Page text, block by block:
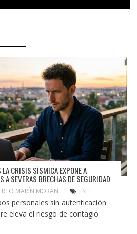
CRISIS SÍSMICA EXPONE A
A SEVERAS BRECHAS DE SEGURIDAD
MARÍN MORÁN ESET
personales sin autenticación
eleva el riesgo de contagio